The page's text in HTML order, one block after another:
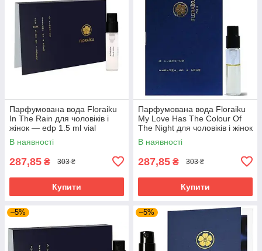
Парфумована вода Floraiku
In The Rain для чоловіків і
жінок — edp 1.5 ml vial
В наявності
287,85 ₴ 303 ₴
Купити
Парфумована вода Floraiku
My Love Has The Colour Of
The Night для чоловіків і жінок
— edp 1.5 ml vial
В наявності
287,85 ₴ 303 ₴
Купити
–5% –5%